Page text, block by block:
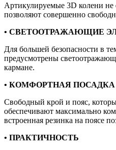
Артикулируемые 3D колени
позволяют совершенно
• СВЕТООТРАЖАЮЩИЕ
Для большей безопасности в
предусмотрены
кармане.
• КОМФОРТНАЯ ПОСАДКА
Свободный крой и пояс,
обеспечивают максимально
встроенная резинка на поясе
• ПРАКТИЧНОСТЬ